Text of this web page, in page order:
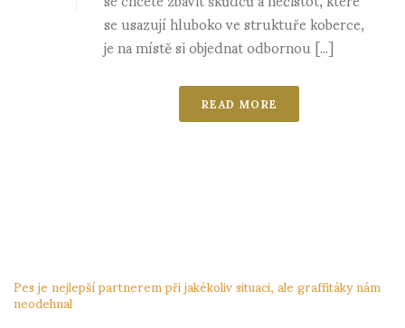
se usazují hluboko ve struktuře koberce,
je na místě si objednat odbornou [...]
READ MORE
Pes je nejlepší partnerem při jakékoliv situaci, ale graffitáky nám
neodehnal